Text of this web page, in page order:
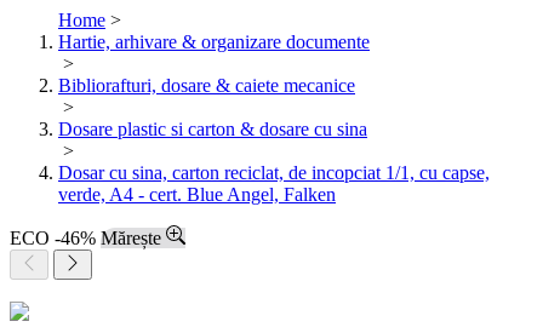
Home >
Hartie, arhivare & organizare documente
>
Bibliorafturi, dosare & caiete mecanice
>
Dosare plastic si carton & dosare cu sina
>
Dosar cu sina, carton reciclat, de incopciat 1/1, cu capse,
verde, A4 - cert. Blue Angel, Falken
ECO -46% Mărește